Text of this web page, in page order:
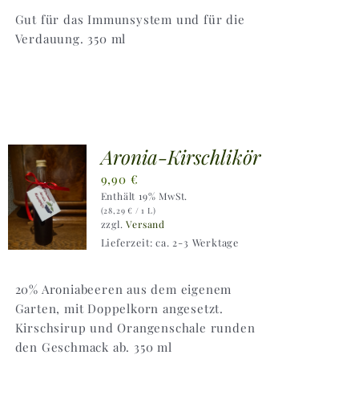
Gut für das Immunsystem und für die
Verdauung. 350 ml
Aronia-Kirschlikör
9,90 €
Enthält 19% MwSt.
(28,29€ / 1 L)
zzgl.Versand
Lieferzeit: ca. 2-3 Werktage
20% Aroniabeeren aus dem eigenem
Garten, mit Doppelkorn angesetzt.
Kirschsirup und Orangenschale runden
den Geschmack ab. 350 ml